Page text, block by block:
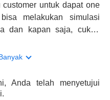
untuk dapat one
melakukan simulasi
dan kapan saja, cukup
ada layanan live chat
berlipat, persyaratan
mudah, kamu bisa cek
Anda telah menyetujui